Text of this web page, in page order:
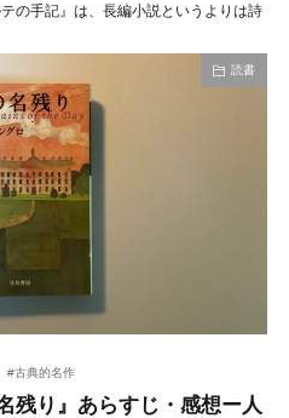
の手記』は、長編小説というよりは詩
読書
#古典的名作
残り』あらすじ・感想ー人